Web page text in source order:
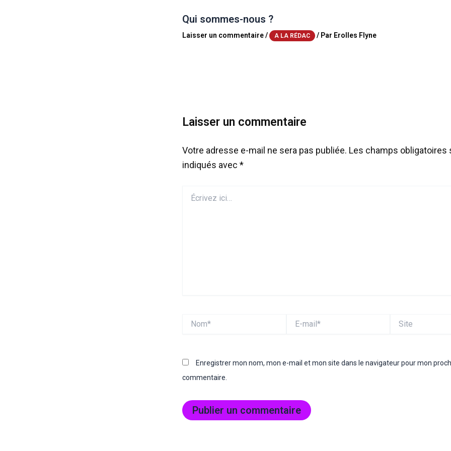
Qui sommes-nous ?
Laisser un commentaire/ A LA RÉDAC / Par Erolles Flyne
Laisser un commentaire
Votre adresse e-mail ne sera pas publiée. Les champs obligatoires
indiqués avec *
ici…
mail*
Enregistrer mon nom, mon e-mail et mon site dans le navigateur pour mon
commentaire.